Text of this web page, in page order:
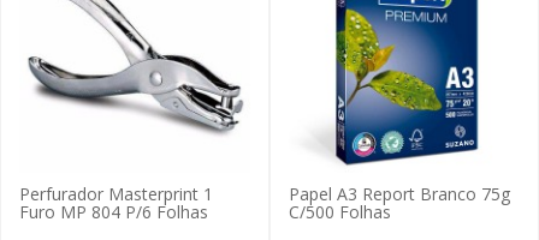
Perfurador Masterprint 1
Furo MP 804 P/6 Folhas
Papel A3 Report Branco 75g
C/500 Folhas